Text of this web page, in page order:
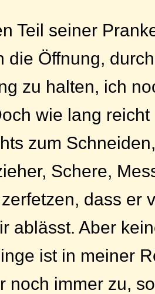
Teil seiner
die Öffnung,
zu halten, ich
wie lang
zum
Schere,
dass er
ablässt. Aber
ist in meiner
noch immer zu,